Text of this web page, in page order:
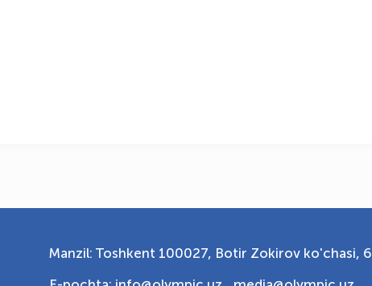
Manzil: Toshkent 100027, Botir Zokirov ko'chasi, 6